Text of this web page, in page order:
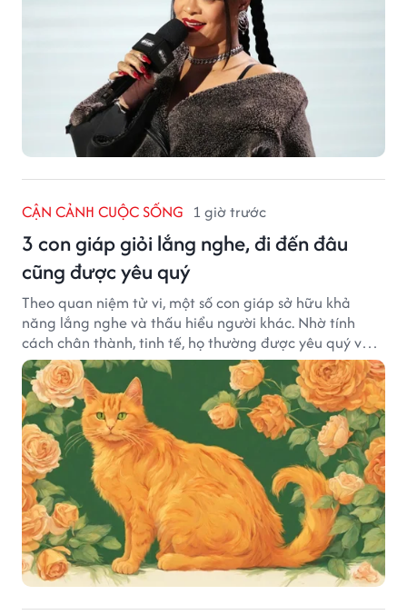
CẬN CẢNH CUỘC SỐNG 1 giờ trước
3 con giáp giỏi lắng nghe, đi đến đâu
cũng được yêu quý
Theo quan niệm tử vi, một số con giáp sở hữu khả
năng lắng nghe và thấu hiểu người khác. Nhờ tính
cách chân thành, tinh tế, họ thường được yêu quý và
tạo dựng nhiều mối quan hệ tốt đẹp.